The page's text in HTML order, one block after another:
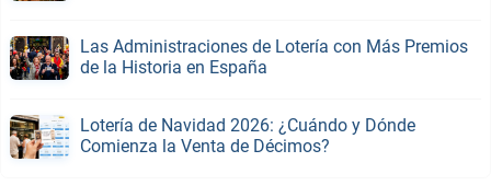
Las Administraciones de Lotería con Más Premios
de la Historia en España
Lotería de Navidad 2026: ¿Cuándo y Dónde
Comienza la Venta de Décimos?